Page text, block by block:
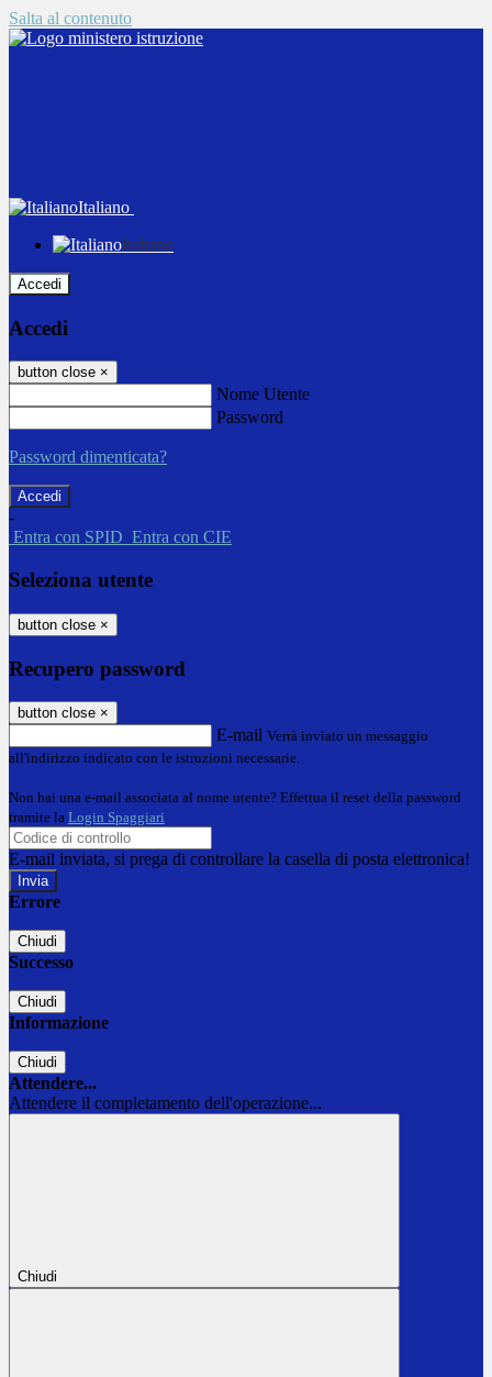
Salta al contenuto
Italiano
Italiano
Accedi
Accedi
button close ×
Nome Utente
Password
Password dimenticata?
-
Entra con SPID Entra con CIE
Seleziona utente
button close ×
Recupero password
button close ×
E-mail Verrà inviato un messaggio
all'indirizzo indicato con le istruzioni necessarie.
Non hai una e-mail associata al nome utente? Effettua il reset della password
tramite la Login Spaggiari
E-mail inviata, si prega di controllare la casella di posta elettronica!
Errore
Chiudi
Successo
Chiudi
Informazione
Chiudi
Attendere...
Attendere il completamento dell'operazione...
Chiudi